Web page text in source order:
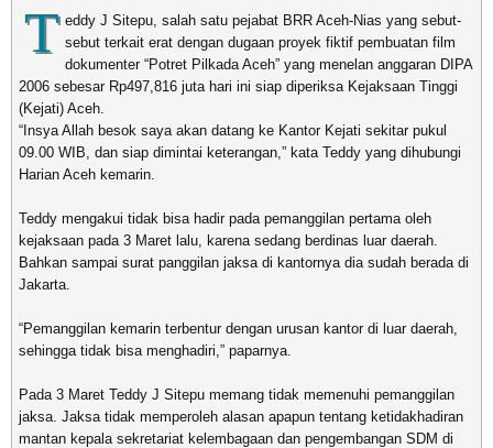
T eddy J Sitepu, salah satu pejabat BRR Aceh-Nias yang sebut-
sebut terkait erat dengan dugaan proyek fiktif pembuatan film
dokumenter “Potret Pilkada Aceh” yang menelan anggaran DIPA
2006 sebesar Rp497,816 juta hari ini siap diperiksa Kejaksaan Tinggi
(Kejati) Aceh.
“Insya Allah besok saya akan datang ke Kantor Kejati sekitar pukul
09.00 WIB, dan siap dimintai keterangan,” kata Teddy yang dihubungi
Harian Aceh kemarin.
Teddy mengakui tidak bisa hadir pada pemanggilan pertama oleh
kejaksaan pada 3 Maret lalu, karena sedang berdinas luar daerah.
Bahkan sampai surat panggilan jaksa di kantornya dia sudah berada di
Jakarta.
“Pemanggilan kemarin terbentur dengan urusan kantor di luar daerah,
sehingga tidak bisa menghadiri,” paparnya.
Pada 3 Maret Teddy J Sitepu memang tidak memenuhi pemanggilan
jaksa. Jaksa tidak memperoleh alasan apapun tentang ketidakhadiran
mantan kepala sekretariat kelembagaan dan pengembangan SDM di